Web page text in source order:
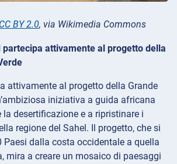
CC BY 2.0, via Wikimedia Commons
partecipa attivamente al progetto della
attivamente al progetto della Grande
iniziativa a guida africana
desertificazione e a ripristinare i
regione del Sahel. Il progetto, che si
Paesi dalla costa occidentale a quella
mira a creare un mosaico di paesaggi